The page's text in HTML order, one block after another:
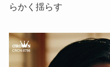
らかく揺らす